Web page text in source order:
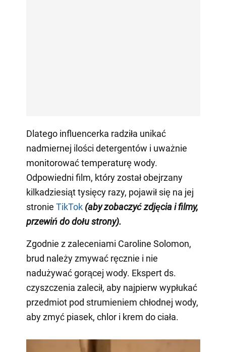
Dlatego influencerka radziła unikać
nadmiernej ilości detergentów i uważnie
monitorować temperaturę wody.
Odpowiedni film, który został obejrzany
kilkadziesiąt tysięcy razy, pojawił się na jej
stronie TikTok (aby zobaczyć zdjęcia i filmy,
przewiń do dołu strony).
Zgodnie z zaleceniami Caroline Solomon,
brud należy zmywać ręcznie i nie
nadużywać gorącej wody. Ekspert ds.
czyszczenia zalecił, aby najpierw wypłukać
przedmiot pod strumieniem chłodnej wody,
aby zmyć piasek, chlor i krem do ciała.